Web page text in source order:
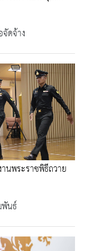
ดจ้าง
นพระราชพิธีถวาย
นธ์